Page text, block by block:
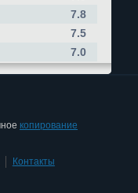
7.8
7.5
7.0
копирование
Контакты